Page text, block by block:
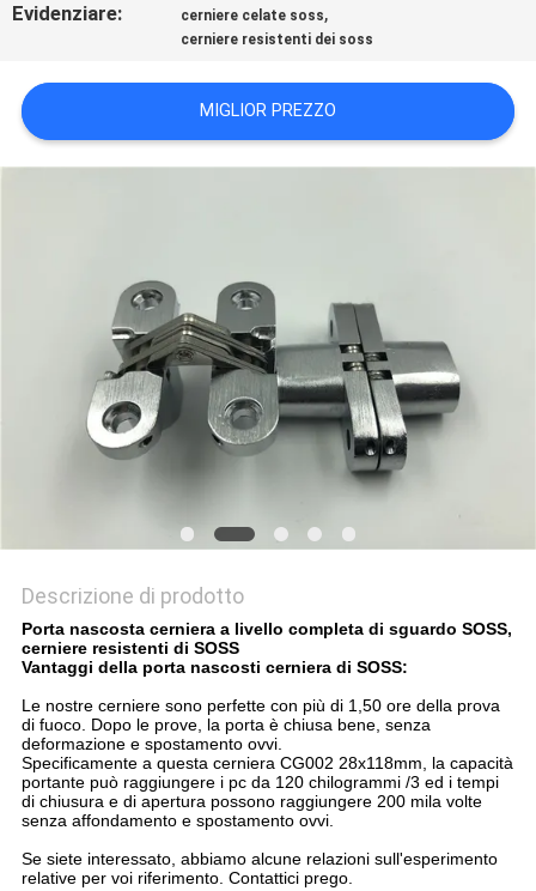
DEL
PRIVACY
Evidenziare: cerniere celate soss,
cerniere resistenti dei soss
MIGLIOR PREZZO
Descrizione di prodotto
Porta nascosta cerniera a livello completa di sguardo SOSS,
cerniere resistenti di SOSS
Vantaggi della porta nascosti cerniera di SOSS:
Le nostre cerniere sono perfette con più di 1,50 ore della prova
di fuoco. Dopo le prove, la porta è chiusa bene, senza
deformazione e spostamento ovvi.
Specificamente a questa cerniera CG002 28x118mm, la capacità
portante può raggiungere i pc da 120 chilogrammi /3 ed i tempi
di chiusura e di apertura possono raggiungere 200 mila volte
senza affondamento e spostamento ovvi.
Se siete interessato, abbiamo alcune relazioni sull'esperimento
relative per voi riferimento. Contattici prego.